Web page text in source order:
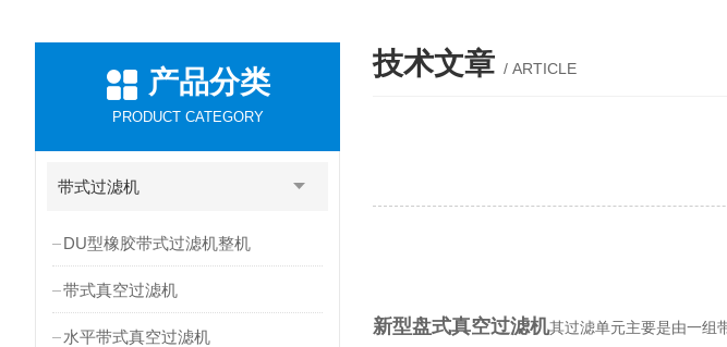
产品分类
PRODUCT CATEGORY
带式过滤机
DU型橡胶带式过滤机整机
带式真空过滤机
水平带式真空过滤机
技术文章 / ARTICLE
新型盘式真空过滤机其过滤单元主要是由一组